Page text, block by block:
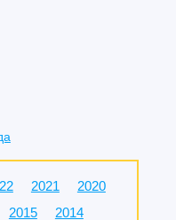
2021
2020
2015
2014